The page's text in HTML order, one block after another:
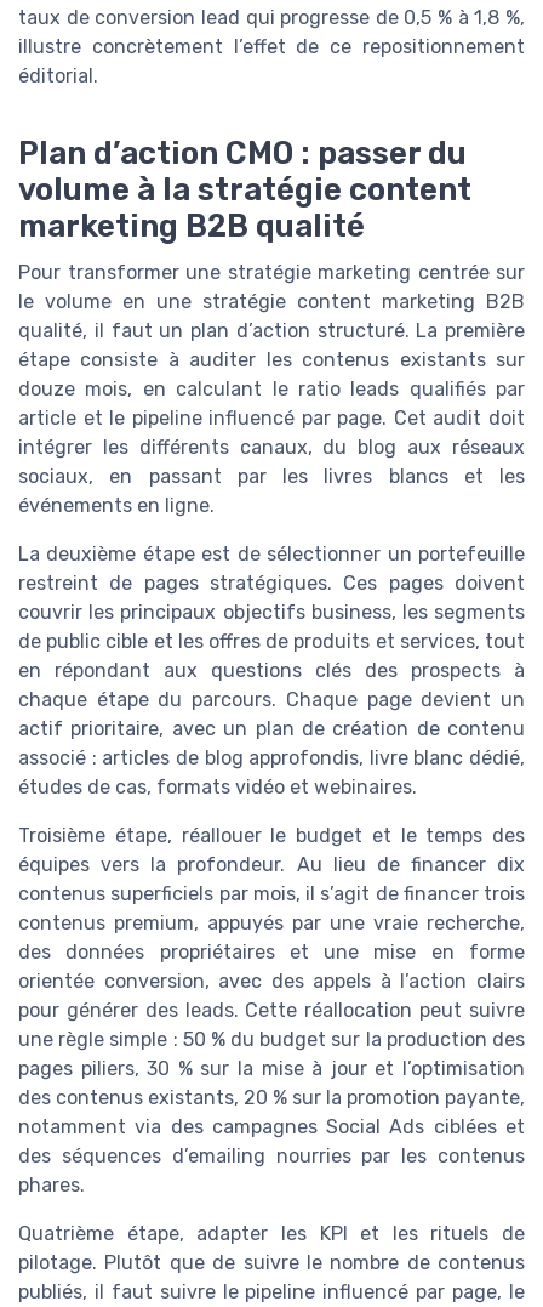
taux de conversion lead qui progresse de 0,5 % à 1,8 %,
illustre concrètement l’effet de ce repositionnement
éditorial.
Plan d’action CMO : passer du
volume à la stratégie content
marketing B2B qualité
Pour transformer une stratégie marketing centrée sur
le volume en une stratégie content marketing B2B
qualité, il faut un plan d’action structuré. La première
étape consiste à auditer les contenus existants sur
douze mois, en calculant le ratio leads qualifiés par
article et le pipeline influencé par page. Cet audit doit
intégrer les différents canaux, du blog aux réseaux
sociaux, en passant par les livres blancs et les
événements en ligne.
La deuxième étape est de sélectionner un portefeuille
restreint de pages stratégiques. Ces pages doivent
couvrir les principaux objectifs business, les segments
de public cible et les offres de produits et services, tout
en répondant aux questions clés des prospects à
chaque étape du parcours. Chaque page devient un
actif prioritaire, avec un plan de création de contenu
associé : articles de blog approfondis, livre blanc dédié,
études de cas, formats vidéo et webinaires.
Troisième étape, réallouer le budget et le temps des
équipes vers la profondeur. Au lieu de financer dix
contenus superficiels par mois, il s’agit de financer trois
contenus premium, appuyés par une vraie recherche,
des données propriétaires et une mise en forme
orientée conversion, avec des appels à l’action clairs
pour générer des leads. Cette réallocation peut suivre
une règle simple : 50 % du budget sur la production des
pages piliers, 30 % sur la mise à jour et l’optimisation
des contenus existants, 20 % sur la promotion payante,
notamment via des campagnes Social Ads ciblées et
des séquences d’emailing nourries par les contenus
phares.
Quatrième étape, adapter les KPI et les rituels de
pilotage. Plutôt que de suivre le nombre de contenus
publiés, il faut suivre le pipeline influencé par page, le